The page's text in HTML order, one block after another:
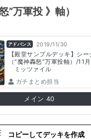
”万軍投 》軸）
アドバンス 2019/11/30
【殿堂サンプルデッキ】シ
（“魔神轟怒”万軍投軸）/11
ミッツァイル
ガチまとめ担当
メイン 40
コピーしてデッキを作成